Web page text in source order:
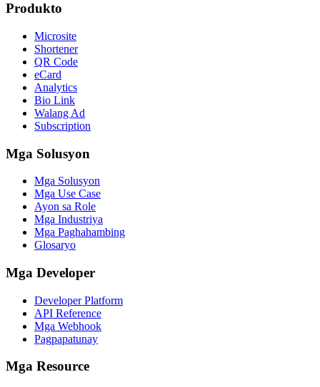
Produkto
Microsite
Shortener
QR Code
eCard
Analytics
Bio Link
Walang Ad
Subscription
Mga Solusyon
Mga Solusyon
Mga Use Case
Ayon sa Role
Mga Industriya
Mga Paghahambing
Glosaryo
Mga Developer
Developer Platform
API Reference
Mga Webhook
Pagpapatunay
Mga Resource